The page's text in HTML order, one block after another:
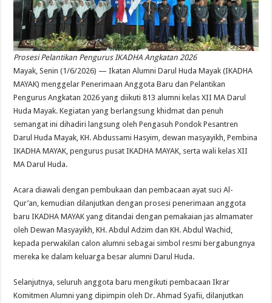
Prosesi Pelantikan Pengurus IKADHA Angkatan 2026
Mayak, Senin (1/6/2026) — Ikatan Alumni Darul Huda Mayak (IKADHA
MAYAK) menggelar Penerimaan Anggota Baru dan Pelantikan
Pengurus Angkatan 2026 yang diikuti 813 alumni kelas XII MA Darul
Huda Mayak. Kegiatan yang berlangsung khidmat dan penuh
semangat ini dihadiri langsung oleh Pengasuh Pondok Pesantren
Darul Huda Mayak, KH. Abdussami Hasyim, dewan masyayikh, Pembina
IKADHA MAYAK, pengurus pusat IKADHA MAYAK, serta wali kelas XII
MA Darul Huda.
Acara diawali dengan pembukaan dan pembacaan ayat suci Al-
Qur’an, kemudian dilanjutkan dengan prosesi penerimaan anggota
baru IKADHA MAYAK yang ditandai dengan pemakaian jas almamater
oleh Dewan Masyayikh, KH. Abdul Adzim dan KH. Abdul Wachid,
kepada perwakilan calon alumni sebagai simbol resmi bergabungnya
mereka ke dalam keluarga besar alumni Darul Huda.
Selanjutnya, seluruh anggota baru mengikuti pembacaan Ikrar
Komitmen Alumni yang dipimpin oleh Dr. Ahmad Syafii, dilanjutkan